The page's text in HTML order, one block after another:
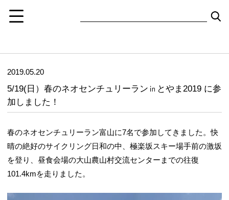
2019.05.20
5/19(日）春のネオセンチュリーラン㏌とやま2019 に参
加しました！
春のネオセンチュリーラン富山に7名で参加してきました。快
晴の絶好のサイクリング日和の中、極楽坂スキー場手前の激坂
を登り、昼食会場の大山農山村交流センターまでの往復
101.4kmを走りました。